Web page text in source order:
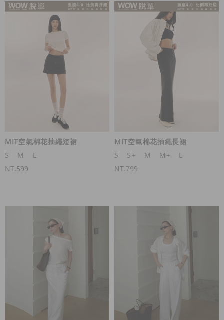
MIT空氣棉花抽繩短裙
S
M
L
NT.599
MIT空氣棉花抽繩長裙
S
S+ M M+
L
NT.799